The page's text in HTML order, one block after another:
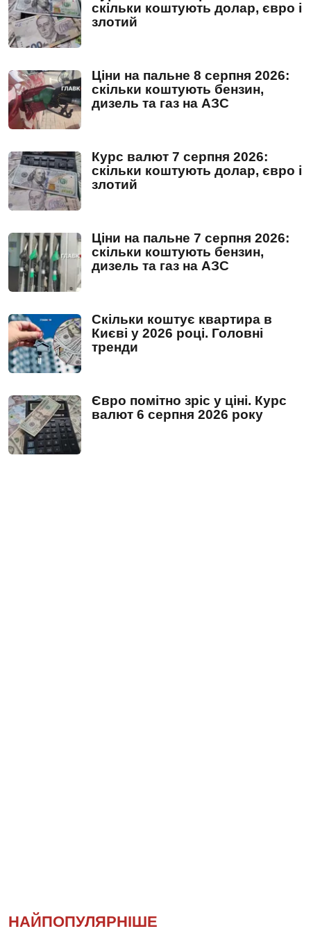
скільки коштують долар, євро і
злотий
Ціни на пальне 8 серпня 2026:
скільки коштують бензин,
дизель та газ на АЗС
Курс валют 7 серпня 2026:
скільки коштують долар, євро і
злотий
Ціни на пальне 7 серпня 2026:
скільки коштують бензин,
дизель та газ на АЗС
Скільки коштує квартира в
Києві у 2026 році. Головні
тренди
Євро помітно зріс у ціні. Курс
валют 6 серпня 2026 року
НАЙПОПУЛЯРНІШЕ